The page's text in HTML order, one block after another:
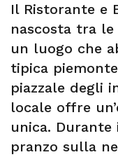
Il Ristorante e
nascosta tra le
un luogo che
tipica
piazzale degli
locale offre
unica.
pranzo sulla